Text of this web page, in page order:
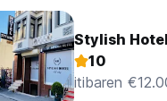
Stylish
10
itibaren